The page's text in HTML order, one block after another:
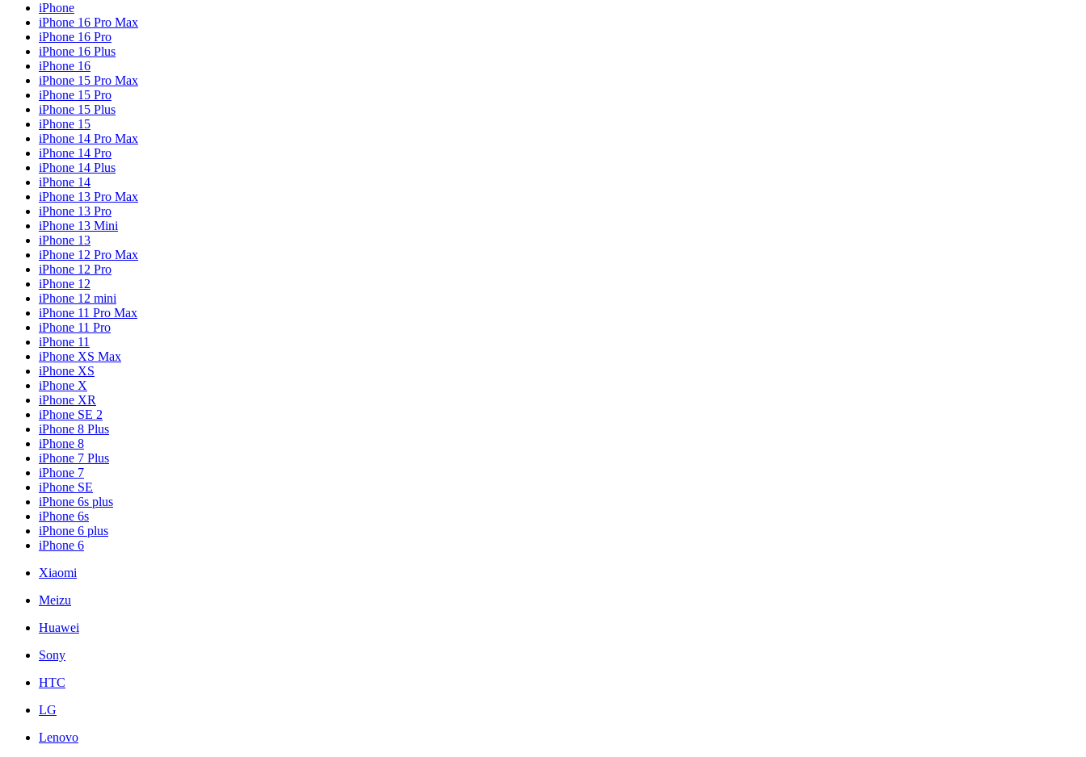
iPhone
iPhone 16 Pro Max
iPhone 16 Pro
iPhone 16 Plus
iPhone 16
iPhone 15 Pro Max
iPhone 15 Pro
iPhone 15 Plus
iPhone 15
iPhone 14 Pro Max
iPhone 14 Pro
iPhone 14 Plus
iPhone 14
iPhone 13 Pro Max
iPhone 13 Pro
iPhone 13 Mini
iPhone 13
iPhone 12 Pro Max
iPhone 12 Pro
iPhone 12
iPhone 12 mini
iPhone 11 Pro Max
iPhone 11 Pro
iPhone 11
iPhone XS Max
iPhone XS
iPhone X
iPhone XR
iPhone SE 2
iPhone 8 Plus
iPhone 8
iPhone 7 Plus
iPhone 7
iPhone SE
iPhone 6s plus
iPhone 6s
iPhone 6 plus
iPhone 6
Xiaomi
Meizu
Huawei
Sony
HTC
LG
Lenovo